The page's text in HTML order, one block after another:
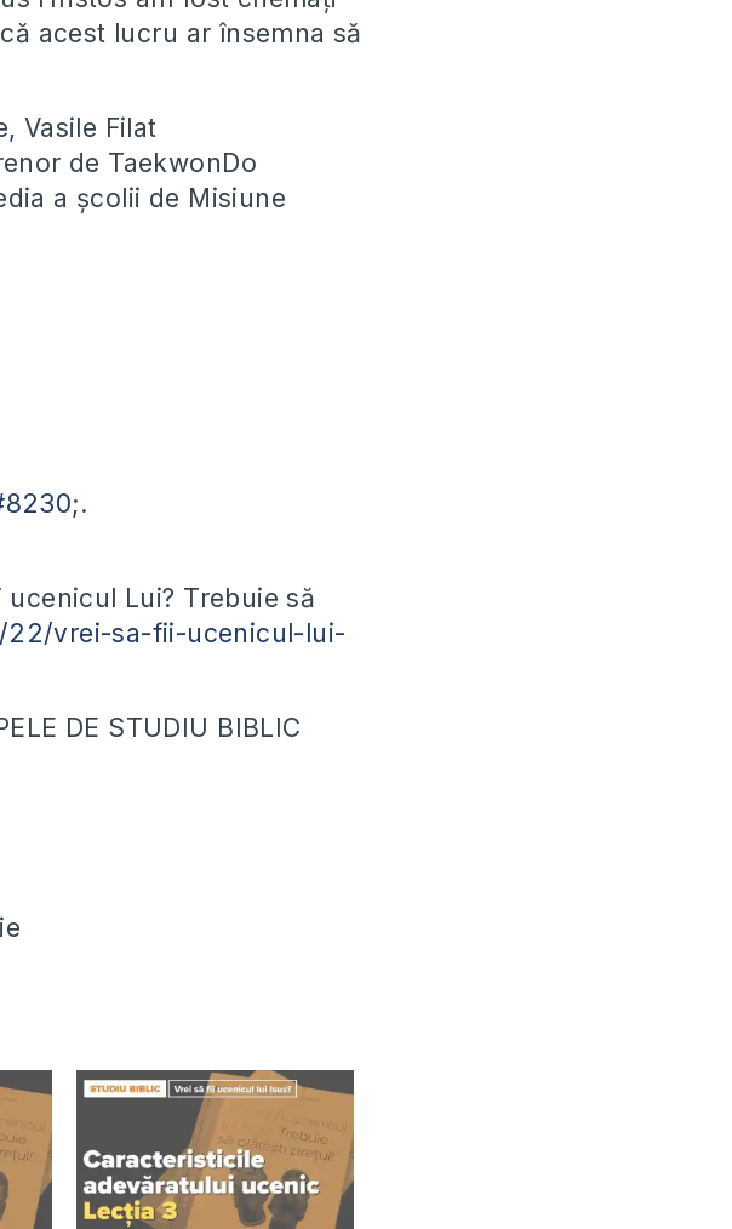
acest lucru ar însemna să
Vasile Filat
de TaekwonDo
a școlii de Misiune
;.
Lui? Trebuie să
22/vrei-sa-fii-ucenicul-lui-
DE STUDIU BIBLIC